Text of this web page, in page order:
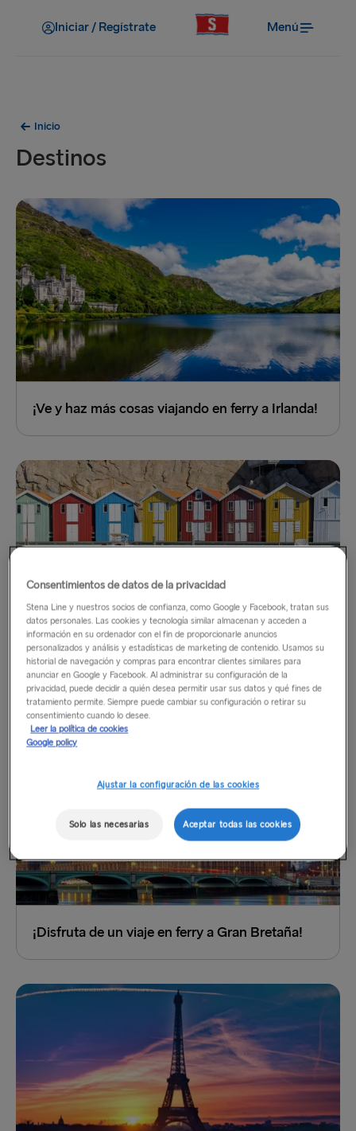
Iniciar / Regístrate Menú
Inicio
Destinos
¡Ve y haz más cosas viajando en ferry a Irlanda!
Suecia en ferry: ¡el camino a seguir!
¡Disfruta de un viaje en ferry a Gran Bretaña!
Consentimientos de datos de la privacidad
Stena Line y nuestros socios de confianza, como Google y Facebook, tratan sus
datos personales. Las cookies y tecnología similar almacenan y acceden a
información en su ordenador con el fin de proporcionarle anuncios
personalizados y análisis y estadísticas de marketing de contenido. Usamos su
historial de navegación y compras para encontrar clientes similares para
anunciar en Google y Facebook. Al administrar su configuración de la
privacidad, puede decidir a quién desea permitir usar sus datos y qué fines de
tratamiento permite. Siempre puede cambiar su configuración o retirar su
consentimiento cuando lo desee.
Leer la política de cookies
Google policy
Ajustar la configuración de las cookies
Solo las necesarias Aceptar todas las cookies